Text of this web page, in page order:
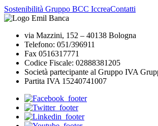
Sostenibilità Gruppo BCC IccreaContatti
via Mazzini, 152 – 40138 Bologna
Telefono: 051/396911
Fax 0516317771
Codice Fiscale: 02888381205
Società partecipante al Gruppo IVA
Partita IVA 15240741007